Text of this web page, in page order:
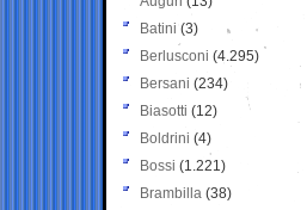
Batini (3)
Berlusconi (4.295)
Bersani (234)
Biasotti (12)
Boldrini (4)
Bossi (1.221)
Brambilla (38)